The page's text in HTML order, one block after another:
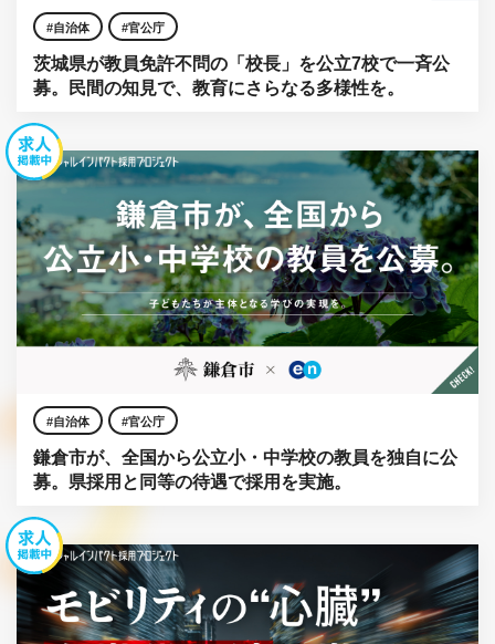
自治体 官公庁
茨城県が教員免許不問の「校長」を公立7校で一斉公
募。民間の知見で、教育にさらなる多様性を。
自治体 官公庁
鎌倉市が、全国から公立小・中学校の教員を独自に公
募。県採用と同等の待遇で採用を実施。